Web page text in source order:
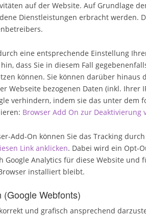
auf der Website. Auf Grundlage
Dienstleistungen erbracht werden.
eine entsprechende Einstellung
dass Sie in diesem Fall
können. Sie können darüber hinaus
Webseite bezogenen Daten (inkl. Ihrer
verhindern, indem sie das unter dem
Browser Add On zur Deaktivierung
Add-On können Sie das Tracking
Link anklicken. Dabei wird ein Opt-
Analytics für diese Website und
installiert bleibt.
Webfonts)
und grafisch ansprechend